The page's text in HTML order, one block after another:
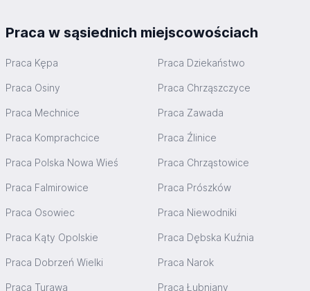
Praca w sąsiednich miejscowościach
Praca Kępa Praca Dziekaństwo
Praca Osiny Praca Chrząszczyce
Praca Mechnice Praca Zawada
Praca Komprachcice Praca Źlinice
Praca Polska Nowa Wieś Praca Chrząstowice
Praca Falmirowice Praca Prószków
Praca Osowiec Praca Niewodniki
Praca Kąty Opolskie Praca Dębska Kuźnia
Praca Dobrzeń Wielki Praca Narok
Praca Turawa Praca Łubniany